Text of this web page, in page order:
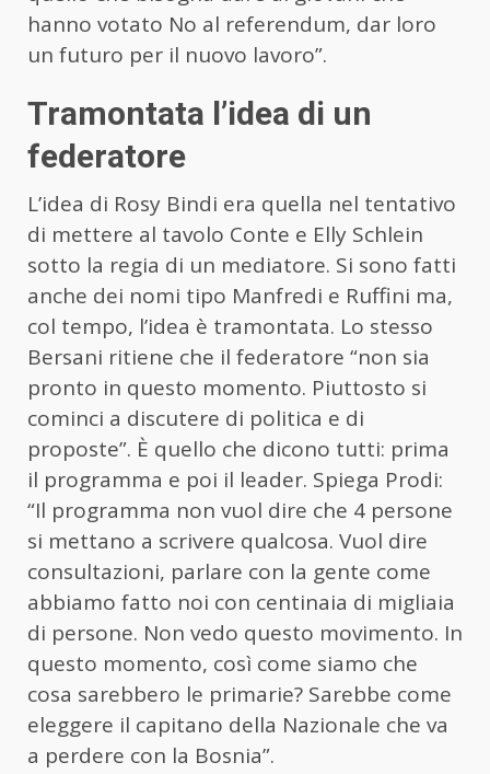
hanno votato No al referendum, dar loro
un futuro per il nuovo lavoro”.
Tramontata l’idea di un
federatore
L’idea di Rosy Bindi era quella nel tentativo
di mettere al tavolo Conte e Elly Schlein
sotto la regia di un mediatore. Si sono fatti
anche dei nomi tipo Manfredi e Ruffini ma,
col tempo, l’idea è tramontata. Lo stesso
Bersani ritiene che il federatore “non sia
pronto in questo momento. Piuttosto si
cominci a discutere di politica e di
proposte”. È quello che dicono tutti: prima
il programma e poi il leader. Spiega Prodi:
“Il programma non vuol dire che 4 persone
si mettano a scrivere qualcosa. Vuol dire
consultazioni, parlare con la gente come
abbiamo fatto noi con centinaia di migliaia
di persone. Non vedo questo movimento. In
questo momento, così come siamo che
cosa sarebbero le primarie? Sarebbe come
eleggere il capitano della Nazionale che va
a perdere con la Bosnia”.